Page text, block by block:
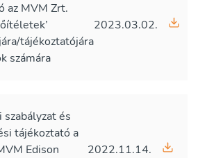
az MVM Zrt.
tájékoztatójára
számára
2023.03.02.
és
tájékoztató a
Edison
2022.11.14.